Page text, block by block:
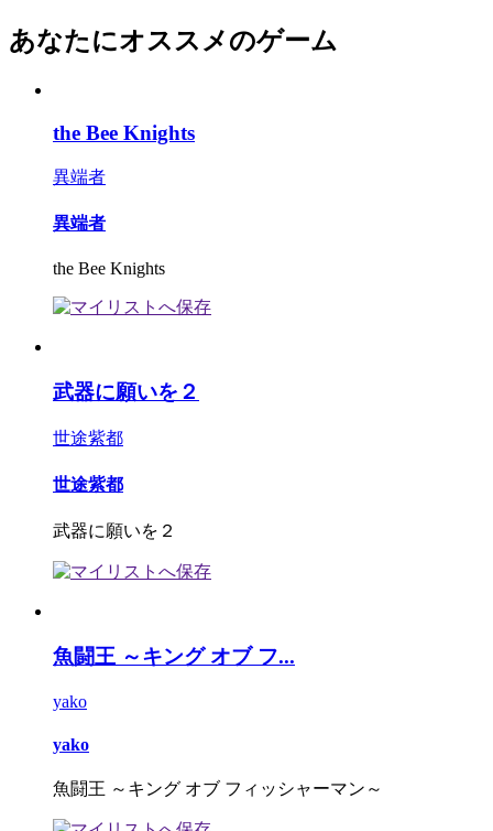
あなたにオススメのゲーム
the Bee Knights
異端者
異端者
the Bee Knights
武器に願いを２
世途紫都
世途紫都
武器に願いを２
魚闘王 ～キング オブ フ...
yako
yako
魚闘王 ～キング オブ フィッシャーマン～